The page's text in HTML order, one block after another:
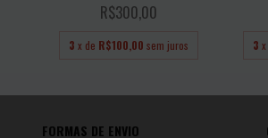
R$300,00
3 x de R$100,00 sem juros 3
FORMAS DE ENVIO